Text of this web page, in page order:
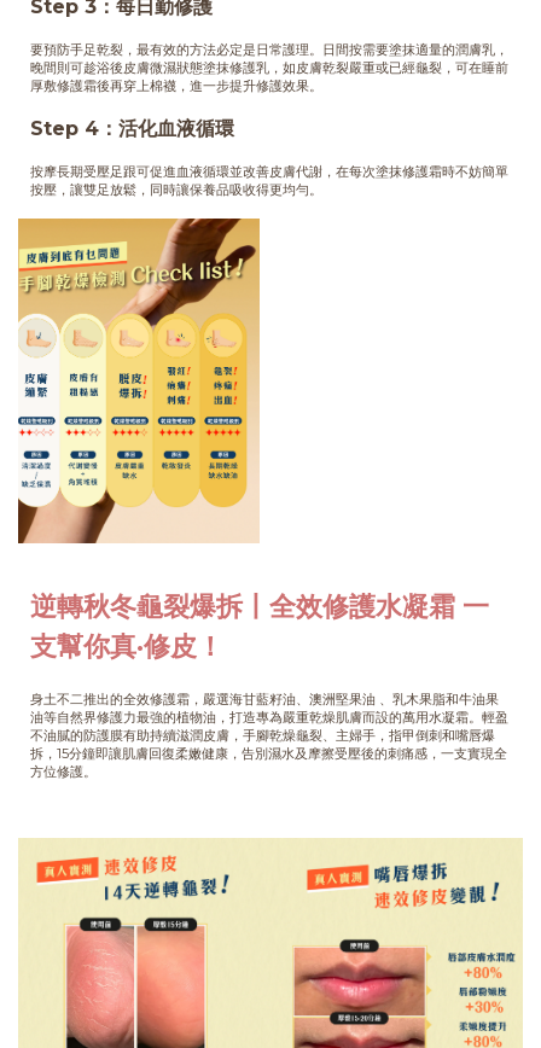
Step 3：每日勤修護
要預防手足乾裂，最有效的方法必定是日常護理。日間按需要塗抹適量的潤膚乳，
晚間則可趁浴後皮膚微濕狀態塗抹修護乳，如皮膚乾裂嚴重或已經龜裂，可在睡前
厚敷修護霜後再穿上棉襪，進一步提升修護效果。
Step 4：活化血液循環
按摩長期受壓足跟可促進血液循環並改善皮膚代謝，在每次塗抹修護霜時不妨簡單
按壓，讓雙足放鬆，同時讓保養品吸收得更均勻。
逆轉秋冬龜裂爆拆丨全效修護水凝霜 一
支幫你真·修皮！
身土不二推出的全效修護霜，嚴選海甘藍籽油、澳洲堅果油 、乳木果脂和牛油果
油等自然界修護力最強的植物油，打造專為嚴重乾燥肌膚而設的萬用水凝霜。輕盈
不油膩的防護膜有助持續滋潤皮膚，手腳乾燥龜裂、主婦手，指甲倒刺和嘴唇爆
拆，15分鐘即讓肌膚回復柔嫩健康，告別濕水及摩擦受壓後的刺痛感，一支實現全
方位修護。